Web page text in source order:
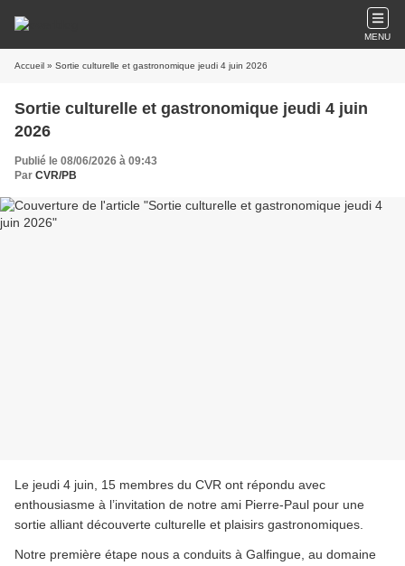
MENU
Accueil » Sortie culturelle et gastronomique jeudi 4 juin 2026
Sortie culturelle et gastronomique jeudi 4 juin
2026
Publié le 08/06/2026 à 09:43
Par CVR/PB
Le jeudi 4 juin, 15 membres du CVR ont répondu avec
enthousiasme à l’invitation de notre ami Pierre-Paul pour une
sortie alliant découverte culturelle et plaisirs gastronomiques.
Notre première étape nous a conduits à Galfingue, au domaine